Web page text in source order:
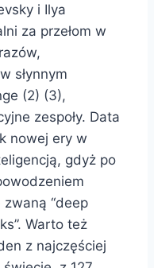
i Ilya
za przełom w
słynnym
(2) (3),
zespoły. Data
nowej ery w
gdyż po
“deep
Warto też
z najczęściej